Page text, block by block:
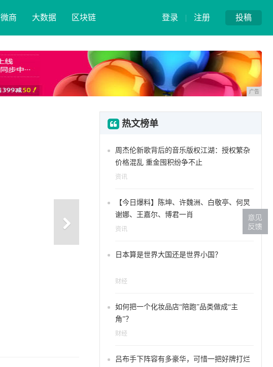
投稿
登录 | 注册
微商 大数据 区块链
广告
平阳全球青年人才双创大赛视频选拔
热文榜单
周杰伦新歌背后的音乐版权江湖：授权繁杂
价格混乱 重金囤积纷争不止
资讯
【今日爆料】陈坤、许魏洲、白敬亭、何炅
谢娜、王嘉尔、博君一肖
资讯
日本算是世界大国还是世界小国？
财经
如何把一个化妆品店“陪跑”品类做成“主
角”？
财经
吕布手下阵容有多豪华，可惜一把好牌打烂